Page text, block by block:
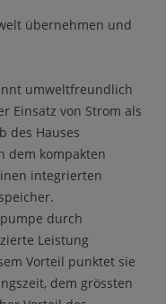
übernehmen und
umweltfreundlich
Einsatz von Strom als
des Hauses
dem kompakten
integrierten
durch
Leistung
Vorteil punktet sie
dem grössten